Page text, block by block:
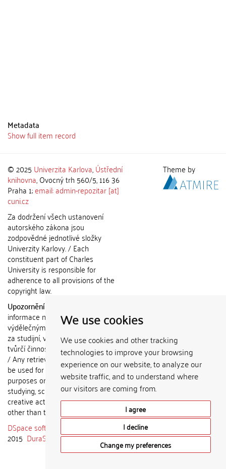
We use cookies
We use cookies and other tracking
technologies to improve your browsing
experience on our website, to analyze our
website traffic, and to understand where
our visitors are coming from.
I agree
I decline
Change my preferences
Metadata
Show full item record
© 2025 Univerzita Karlova,Ústřední
knihovna, Ovocný trh 560/5, 116 36
Praha 1;email: admin-repozitar [at]
cuni.cz
Za dodržení všech ustanovení
autorského zákona jsou
zodpovědné jednotlivé složky
Univerzity Karlovy. / Each
constituent part of Charles
University is responsible for
adherence to all provisions of the
copyright law.
Upozornění / Notice:
informace nemohou být použity k
výdělečným účelům nebo vydávány
za studijní, vědeckou nebo jinou
tvůrčí činnost jiné osoby než autora.
/ Any retrieved information shall not
be used for any commercial
purposes or claimed as results of
studying, scientific or any other
creative activities of any person
other than the author.
DSpace software
2015 DuraSpace
Theme by